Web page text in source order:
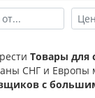
Товары для
СНГ и Европы
с